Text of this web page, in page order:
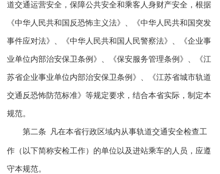
道交通运营安全，保障公共安全和乘客人身财产安全，根据
《中华人民共和国反恐怖主义法》、《中华人民共和国突发
事件应对法》、《中华人民共和国人民警察法》、《企业事
业单位内部治安保卫条例》、《保安服务管理条例》、《江
苏省企业事业单位内部治安保卫条例》、《江苏省城市轨道
交通反恐怖防范标准》等规定要求，结合本省实际，制定本
规范。
第二条 凡在本省行政区域内从事轨道交通安全检查工
作（以下简称安检工作）的单位以及进站乘车的人员，应遵
守本规范。